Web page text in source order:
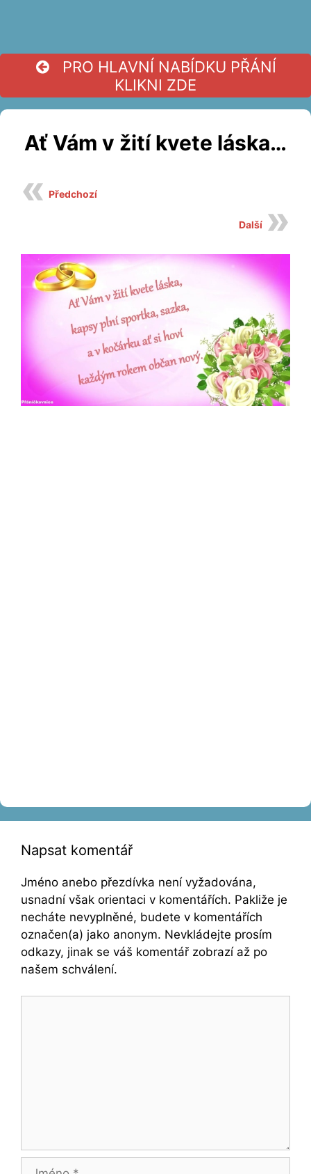
PRO HLAVNÍ NABÍDKU PŘÁNÍ
KLIKNI ZDE
Ať Vám v žití kvete láska…
Předchozí
Další
Napsat komentář
Jméno anebo přezdívka není vyžadována,
usnadní však orientaci v komentářích. Pakliže je
necháte nevyplněné, budete v komentářích
označen(a) jako anonym. Nevkládejte prosím
odkazy, jinak se váš komentář zobrazí až po
našem schválení.
Jméno